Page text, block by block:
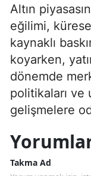
Altın
eğilimi,
kaynaklı
koyarken,
dönemde
politikaları ve
gelişmelere
Takma Ad